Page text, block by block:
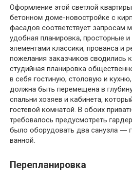
Оформление этой светлой
бетонном доме-новостройке с
фасадов соответствует запросам
удобная планировка, просторные
элементами классики, прованса и
пожелания заказчиков сводились
студийная планировка
в себя гостиную, столовую и
должна быть перемещена в
спальни хозяев и кабинета,
гостевой комнатой. В обоих
требовалось предусмотреть
было оборудовать два санузла ―
ванной.
Перепланировка